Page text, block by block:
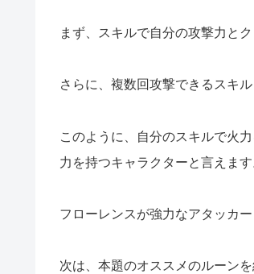
まず、スキルで自分の攻撃力と
さらに、複数回攻撃できるスキル
このように、自分のスキルで火
力を持つキャラクターと言えます
フローレンスが強力なアタッカ
次は、本題のオススメのルーンを